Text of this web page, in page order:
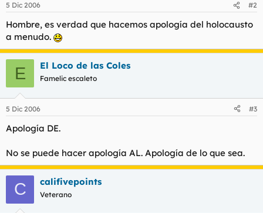
5 Dic 2006 #2
Hombre, es verdad que hacemos apología del holocausto
a menudo.
E El Loco de las Coles
Famelic escaleto
5 Dic 2006 #3
Apología DE.
No se puede hacer apología AL. Apología de lo que sea.
C califivepoints
Veterano